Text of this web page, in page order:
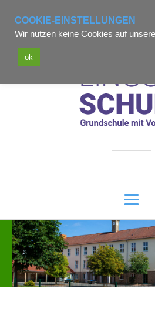
Telefon: 06621-
COOKIE-EINSTELLUNGEN
Wir nutzen keine Cookies auf
ok